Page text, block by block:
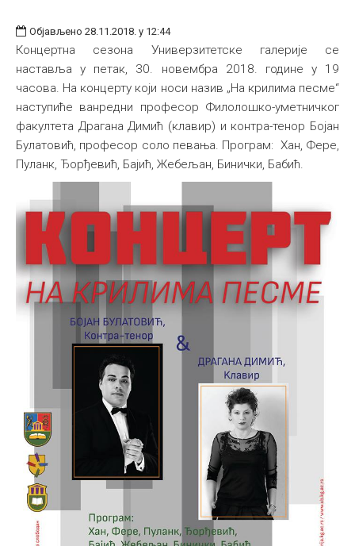
Објављено 28.11.2018. у 12:44
Концертна сезона Универзитетске галерије се
наставља у петак, 30. новембра 2018. године у 19
часова. На концерту који носи назив „На крилима песме“
наступиће ванредни професор Филолошко-уметничког
факултета Драгана Димић (клавир) и контра-тенор Бојан
Булатовић, професор соло певања. Програм: Хан, Фере,
Пуланк, Ђорђевић, Бајић, Жебељан, Бинички, Бабић.